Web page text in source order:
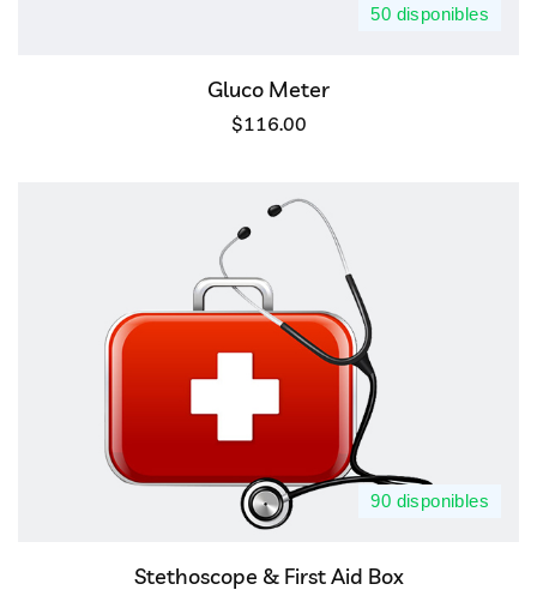
50 disponibles
Gluco Meter
$116.00
90 disponibles
Stethoscope & First Aid Box